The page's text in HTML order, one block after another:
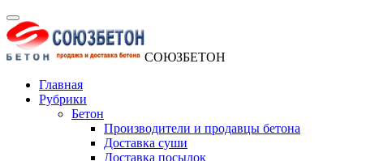
СОЮЗБЕТОН
Главная
Рубрики
Бетон
Производители и продавцы бетона
Доставка суши
Доставка посылок